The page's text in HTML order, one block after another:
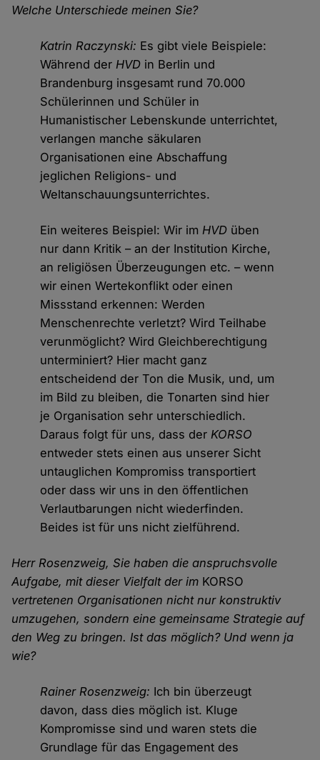
Welche Unterschiede meinen Sie?
Katrin Raczynski: Es gibt viele Beispiele:
Während derHVD in Berlin und
Brandenburg insgesamt rund 70.000
Schülerinnen und Schüler in
Humanistischer Lebenskunde unterrichtet,
verlangen manche säkularen
Organisationen eine Abschaffung
jeglichen Religions- und
Weltanschauungsunterrichtes.
Ein weiteres Beispiel: Wir imHVD üben
nur dann Kritik – an der Institution Kirche,
an religiösen Überzeugungen etc. – wenn
wir einen Wertekonflikt oder einen
Missstand erkennen: Werden
Menschenrechte verletzt? Wird Teilhabe
verunmöglicht? Wird Gleichberechtigung
unterminiert? Hier macht ganz
entscheidend der Ton die Musik, und, um
im Bild zu bleiben, die Tonarten sind hier
je Organisation sehr unterschiedlich.
Daraus folgt für uns, dass derKORSO
entweder stets einen aus unserer Sicht
untauglichen Kompromiss transportiert
oder dass wir uns in den öffentlichen
Verlautbarungen nicht wiederfinden.
Beides ist für uns nicht zielführend.
Herr Rosenzweig, Sie haben die anspruchsvolle
Aufgabe, mit dieser Vielfalt der im KORSO
vertretenen Organisationen nicht nur konstruktiv
umzugehen, sondern eine gemeinsame Strategie auf
den Weg zu bringen. Ist das möglich? Und wenn ja
wie?
Rainer Rosenzweig: Ich bin überzeugt
davon, dass dies möglich ist. Kluge
Kompromisse sind und waren stets die
Grundlage für das Engagement des